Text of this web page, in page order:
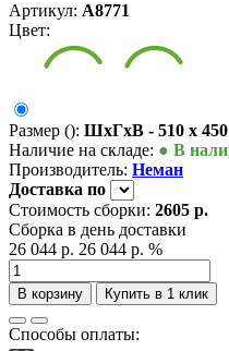
Артикул: А8771
Цвет:
Размер (): ШxГxВ - 510 x
Наличие на складе: ● В
Производитель: Неман
Доставка по
Стоимость сборки: 2605 р.
Сборка в день доставки
26 044 р. 26 044 р. %
В корзину Купить в 1 клик
Способы оплаты: